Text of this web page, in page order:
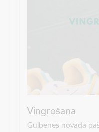
Vingrošana
Gulbenes novada